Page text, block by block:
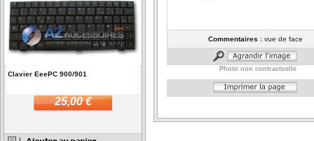
Clavier EeePC 900/901
25,00 €
Commentaires :vue de face
Photo non contractuelle